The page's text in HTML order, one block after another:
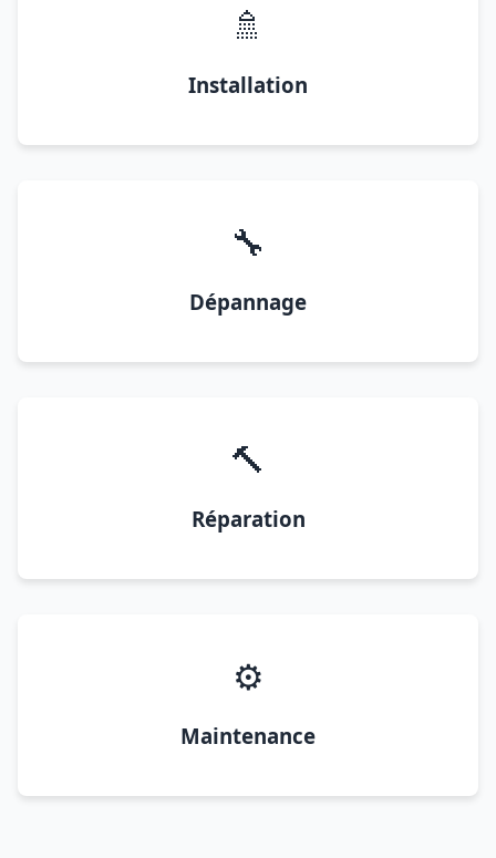
🚿
Installation
🔧
Dépannage
🔨
Réparation
⚙️
Maintenance